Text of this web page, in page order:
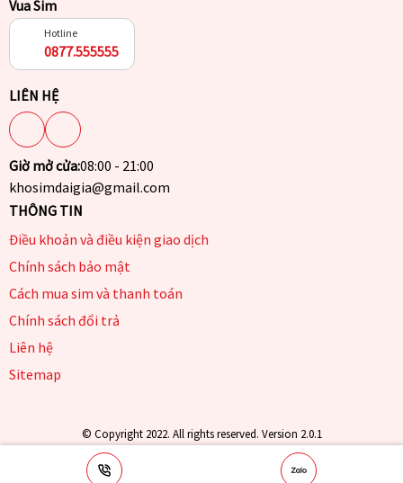
Vua Sim
Hotline
0877.555555
LIÊN HỆ
Giờ mở cửa:08:00 - 21:00
khosimdaigia@gmail.com
THÔNG TIN
Điều khoản và điều kiện giao dịch
Chính sách bảo mật
Cách mua sim và thanh toán
Chính sách đổi trả
Liên hệ
Sitemap
© Copyright 2022. All rights reserved. Version 2.0.1